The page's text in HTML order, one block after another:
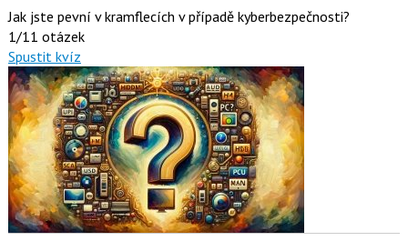
Jak jste pevní v kramflecích v případě kyberbezpečnosti?
1/11 otázek
Spustit kvíz